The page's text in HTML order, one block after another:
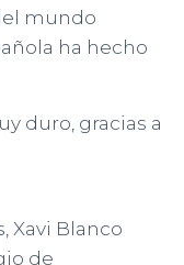
mundo
ha hecho
duro, gracias a
Xavi Blanco
de